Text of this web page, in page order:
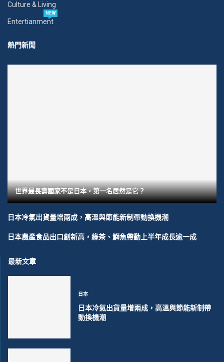
Culture & Living
Entertianment
NEW
熱門新聞
世界最長壽國家不是日本，第一名居然是它？
日本冷氣出貨量增兩成，高溫與節能新制帶動換機潮
日本農產食品出口創新高，綠茶、鰤魚帶動上半年成長逾一成
最新文章
日本
日本冷氣出貨量增兩成，高溫與節能新制帶
動換機潮